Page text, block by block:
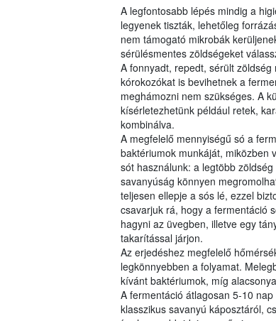
A legfontosabb lépés mindig a
legyenek tiszták, lehetőleg
nem támogató mikrobák
sérülésmentes zöldségeket
A fonnyadt, repedt, sérült
kórokozókat is bevihetnek a
meghámozni nem szükséges. A
kísérletezhetünk például retek,
kombinálva.
A megfelelő mennyiségű só a
baktériumok munkáját, miközben
sót használunk: a legtöbb
savanyúság könnyen
teljesen ellepje a sós lé, ezzel
csavarjuk rá, hogy a fermentáció
hagyni az üvegben, illetve egy
takarítással járjon.
Az erjedéshez megfelelő
legkönnyebben a folyamat.
kívánt baktériumok, míg
A fermentáció átlagosan 5-10
klasszikus savanyú káposztáról,